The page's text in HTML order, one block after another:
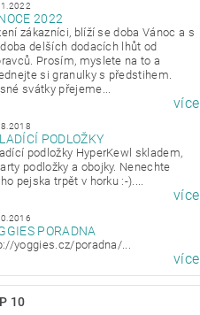
2022
zákazníci, blíží se doba Vánoc a s
delších dodacích lhůt od
Prosím, myslete na to a
si granulky s předstihem.
svátky přejeme...
více
PODLOŽKY
podložky HyperKewl skladem,
podložky a obojky. Nenechte
pejska trpět v horku :-)....
více
PORADNA
yoggies.cz/poradna/...
více
10